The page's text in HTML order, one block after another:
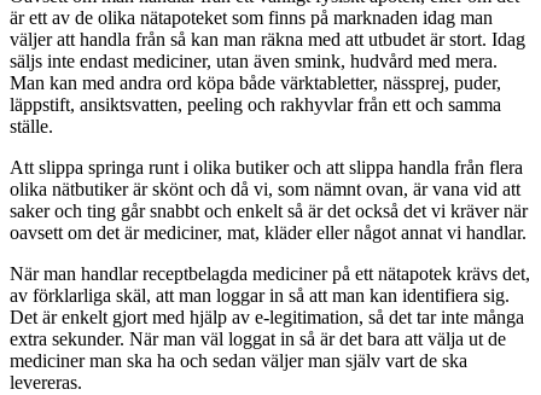
är ett av de olika nätapoteket som finns på marknaden idag man
väljer att handla från så kan man räkna med att utbudet är stort. Idag
säljs inte endast mediciner, utan även smink, hudvård med mera.
Man kan med andra ord köpa både värktabletter, nässprej, puder,
läppstift, ansiktsvatten, peeling och rakhyvlar från ett och samma
ställe.
Att slippa springa runt i olika butiker och att slippa handla från flera
olika nätbutiker är skönt och då vi, som nämnt ovan, är vana vid att
saker och ting går snabbt och enkelt så är det också det vi kräver när
oavsett om det är mediciner, mat, kläder eller något annat vi handlar.
När man handlar receptbelagda mediciner på ett nätapotek krävs det,
av förklarliga skäl, att man loggar in så att man kan identifiera sig.
Det är enkelt gjort med hjälp av e-legitimation, så det tar inte många
extra sekunder. När man väl loggat in så är det bara att välja ut de
mediciner man ska ha och sedan väljer man själv vart de ska
levereras.